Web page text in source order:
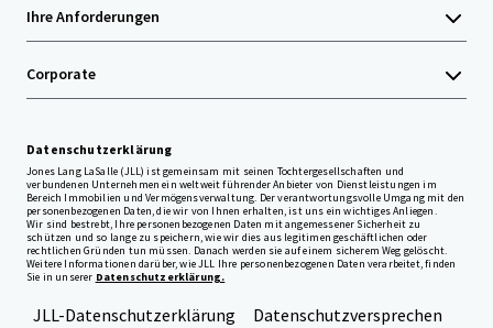
Ihre Anforderungen
Corporate
Datenschutzerklärung
Jones Lang LaSalle (JLL) ist gemeinsam mit seinen Tochtergesellschaften und
verbundenen Unternehmen ein weltweit führender Anbieter von Dienstleistungen im
Bereich Immobilien und Vermögensverwaltung. Der verantwortungsvolle Umgang mit den
personenbezogenen Daten, die wir von Ihnen erhalten, ist uns ein wichtiges Anliegen.
Wir sind bestrebt, Ihre personenbezogenen Daten mit angemessener Sicherheit zu
schützen und so lange zu speichern, wie wir dies aus legitimen geschäftlichen oder
rechtlichen Gründen tun müssen. Danach werden sie auf einem sicherem Weg gelöscht.
Weitere Informationen darüber, wie JLL Ihre personenbezogenen Daten verarbeitet, finden
Sie in unserer Datenschutzerklärung.
JLL-Datenschutzerklärung Datenschutzversprechen